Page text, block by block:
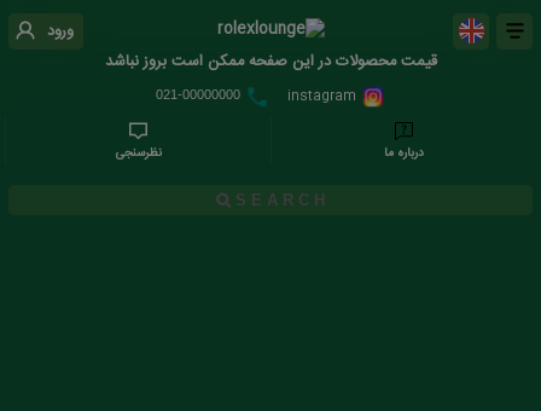
ورود
قیمت محصولات در این صفحه ممکن است بروز نباشد
021-00000000
درباره ما نظرسنجی